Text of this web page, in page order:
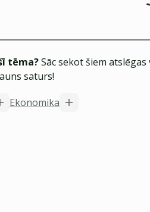
tēma?Sāc sekot šiem
saturs!
Ekonomika